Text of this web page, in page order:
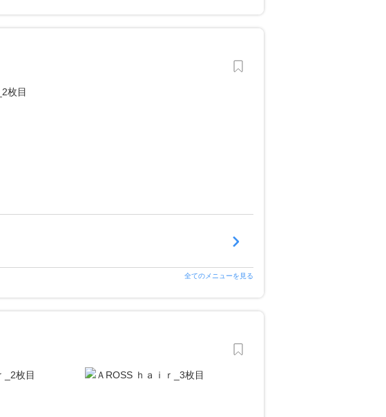
全てのメニューを見る